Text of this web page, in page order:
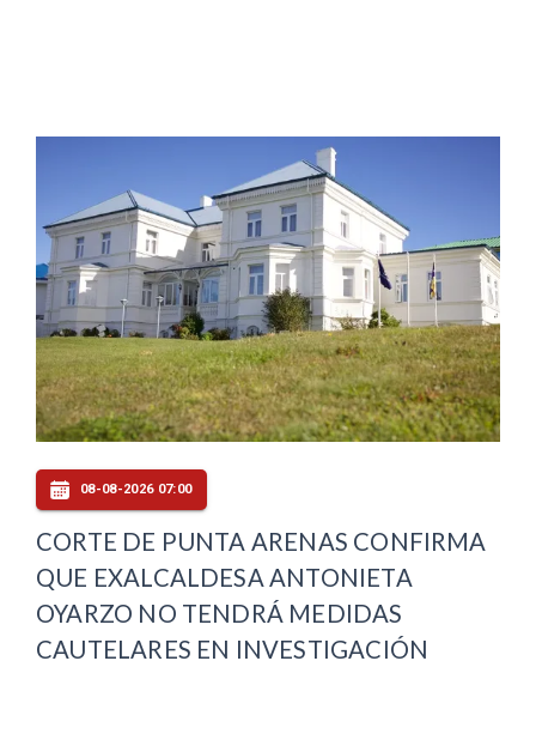
08-08-2026 07:00
CORTE DE PUNTA ARENAS CONFIRMA
QUE EXALCALDESA ANTONIETA
OYARZO NO TENDRÁ MEDIDAS
CAUTELARES EN INVESTIGACIÓN